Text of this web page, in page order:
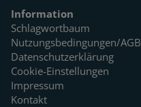
Information
Schlagwortbaum
Nutzungsbedingungen/AGB
Datenschutzerklärung
Cookie-Einstellungen
Impressum
Kontakt